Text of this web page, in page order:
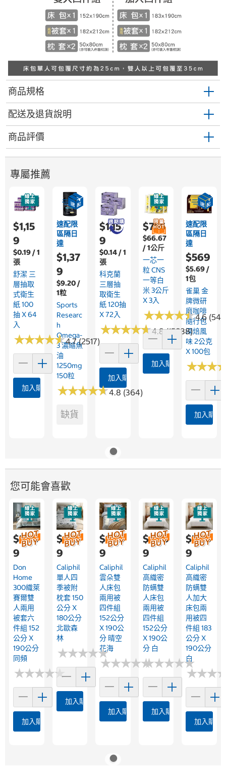
商品規格
配送及退貨說明
商品評價
專屬推薦
$1,15
9
$0.19 / 1
張
舒潔 三
層抽取
式衛生
紙 100
抽 X 64
入
★★★★★
★★★★★4.7 (2517)
加入購物車
速配限
區隔日
達
$1,37
9
$9.20 /
1粒
Sports
Researc
H
Omega-
3 濃縮魚
油
1250mg
150粒
★★★★★
★★★★★4.8 (364)
缺貨
$1,15
9
$0.14 / 1
張
科克蘭
三層抽
取衛生
紙 120抽
X 72入
★★★★★
★★★★★4.8 (15838)
加入購物車
$755
$66.67
/ 1公斤
一芯一
粒 CNS
一等白
米 3公斤
X 3入
★★★★★
★★★★★4.6
加入購物車
速配限
區隔日
達
$569
$5.69 /
1包
雀巢 金
牌微研
磨咖啡
隨行包
深焙風
味 2公克
X 100包
★★★
★★★
加入購物
您可能會喜歡
$2,59
9
Don
Home
300織萊
賽爾雙
人兩用
被套六
件組 152
公分 X
190公分
同頻
★★★★★
★★★★★
加入購物車
$1,29
9
Caliphil
單人四
季被附
枕套 150
公分 X
180公分
北歐森
林
★★★★★
★★★★★
加入購物車
$1,99
9
Caliphil
雲朵雙
人床包
兩用被
四件組
152公分
X 190公
分 晴空
花海
★★★★★
★★★★★
加入購物車
$4,79
9
Caliphil
高織密
防螨雙
人床包
兩用被
四件組
152公分
X 190公
分 白
★★★★★
★★★★★
加入購物車
$5,39
9
Caliphil
高織密
防螨雙
人加大
床包兩
用被四
件組 183
公分 X
190公分
白
★★★
★★★
加入購物